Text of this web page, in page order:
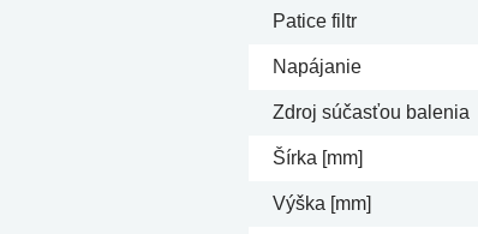
Patice filtr
Napájanie
Zdroj súčasťou balenia
Šírka [mm]
Výška [mm]